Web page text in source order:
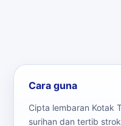
Cara guna
Cipta lembaran Kotak
surihan dan tertib